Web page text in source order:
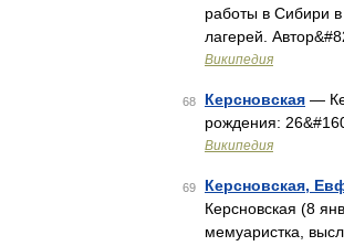
работы в Сибири
лагерей.
Википедия
68 Керсновская —
рождения:
Википедия
69 Керсновская,
Керсновская (8
мемуаристка,